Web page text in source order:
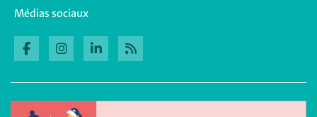
Médias sociaux